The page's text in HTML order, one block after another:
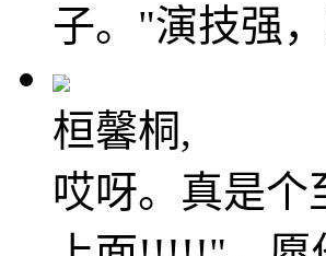
子。"演技强
桓馨桐,
哎呀。真是